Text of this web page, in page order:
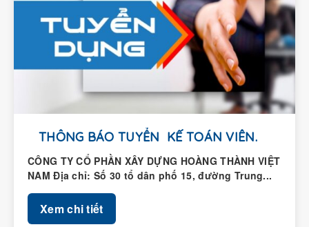
THÔNG BÁO TUYỂN KẾ TOÁN VIÊN.
CÔNG TY CỔ PHẦN XÂY DỰNG HOÀNG THÀNH VIỆT
NAM Địa chỉ: Số 30 tổ dân phố 15, đường Trung...
Xem chi tiết